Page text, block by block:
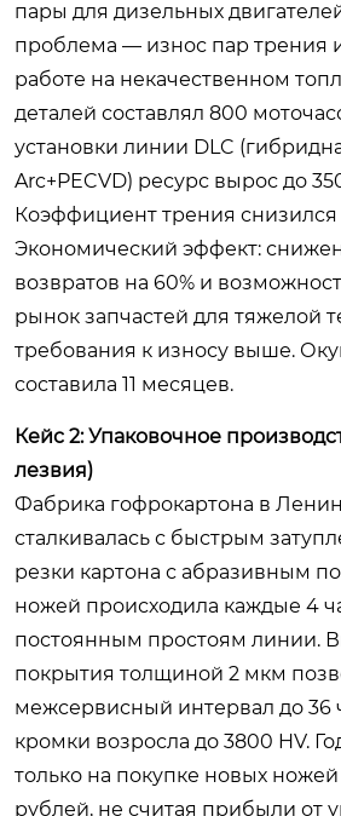
пары для дизельных
проблема — износ пар трения
работе на некачественном
деталей составлял 800
установки линии DLC
Arc+PECVD) ресурс вырос до
Коэффициент трения снизился
Экономический эффект:
возвратов на 60% и
рынок запчастей для тяжелой
требования к износу выше.
составила 11 месяцев.
Кейс 2: Упаковочное
лезвия)
Фабрика гофрокартона в
сталкивалась с быстрым
резки картона с абразивным
ножей происходила каждые 4
постоянным простоям линии.
покрытия толщиной 2 мкм
межсервисный интервал до 36
кромки возросла до 3800 HV.
только на покупке новых
рублей, не считая прибыли от